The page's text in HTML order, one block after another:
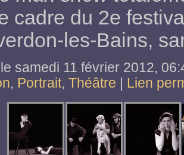
cadre du 2e
les-Bains,
samedi 11 février 2012,
, Portrait,Théâtre Lien